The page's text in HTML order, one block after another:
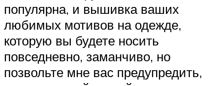
популярна, и вышивка ваших
любимых мотивов на одежде,
которую вы будете носить
повседневно, заманчиво, но
позвольте мне вас предупредить,